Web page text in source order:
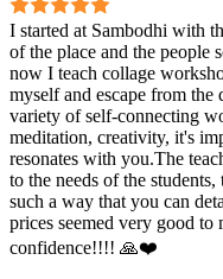
I started at Sambodhi with
of the place and the people
now I teach collage
myself and escape from the
variety of self-connecting
meditation, creativity, it's
resonates with you.The
to the needs of the
such a way that you can
prices seemed very good
confidence!!!! 🙏❤️